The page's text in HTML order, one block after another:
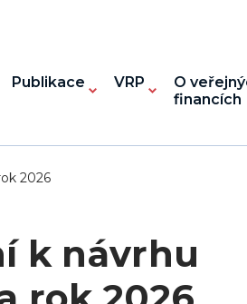
Publikace VRP
O
financích
2026
k návrhu